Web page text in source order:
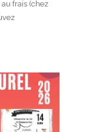
frais (chez